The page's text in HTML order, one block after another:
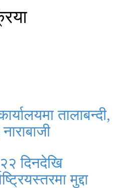
तालाबन्दी,
दिनदेखि
मुद्दा